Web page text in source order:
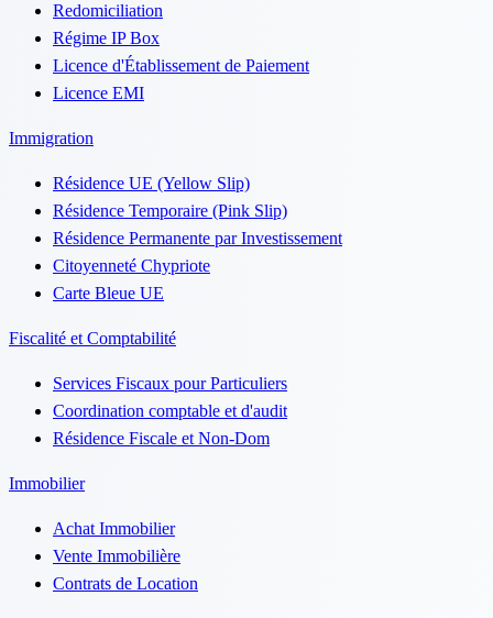
Redomiciliation
Régime IP Box
Licence d'Établissement de Paiement
Licence EMI
Immigration
Résidence UE (Yellow Slip)
Résidence Temporaire (Pink Slip)
Résidence Permanente par Investissement
Citoyenneté Chypriote
Carte Bleue UE
Fiscalité et Comptabilité
Services Fiscaux pour Particuliers
Coordination comptable et d'audit
Résidence Fiscale et Non-Dom
Immobilier
Achat Immobilier
Vente Immobilière
Contrats de Location